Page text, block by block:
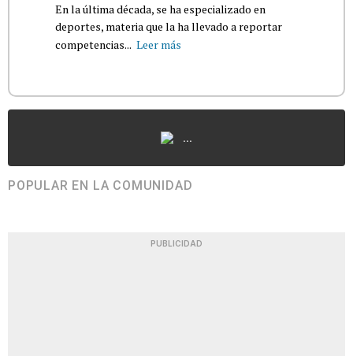
En la última década, se ha especializado en
deportes, materia que la ha llevado a reportar
competencias... Leer más
...
POPULAR EN LA COMUNIDAD
PUBLICIDAD